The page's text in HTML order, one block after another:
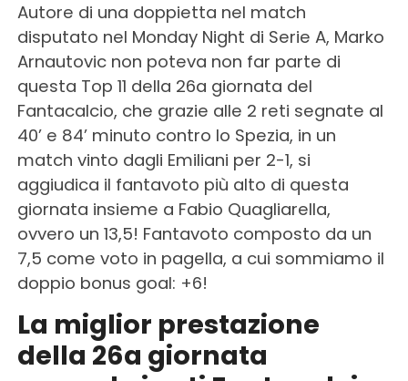
Autore di una doppietta nel match
disputato nel Monday Night di Serie A, Marko
Arnautovic non poteva non far parte di
questa Top 11 della 26a giornata del
Fantacalcio, che grazie alle 2 reti segnate al
40’ e 84’ minuto contro lo Spezia, in un
match vinto dagli Emiliani per 2-1, si
aggiudica il fantavoto più alto di questa
giornata insieme a Fabio Quagliarella,
ovvero un 13,5! Fantavoto composto da un
7,5 come voto in pagella, a cui sommiamo il
doppio bonus goal: +6!
La miglior prestazione
della 26a giornata